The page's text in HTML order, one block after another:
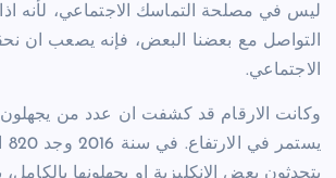
ليس في مصلحة التماسك الاجتماعي، لأنه
التواصل مع بعضنا البعض، فإنه يصعب ان
الاجتماعي.
وكانت الارقام قد كشفت ان عدد من يجهلون
يتحدثون بعض الانكليزية او يجهلونها